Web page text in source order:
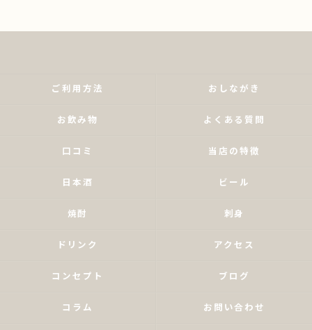
ご利用方法 おしながき
お飲み物 よくある質問
口コミ 当店の特徴
日本酒 ビール
焼酎 刺身
ドリンク アクセス
コンセプト ブログ
コラム お問い合わせ